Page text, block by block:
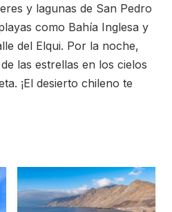
y lagunas de San Pedro
como Bahía Inglesa y
del Elqui. Por la noche,
las estrellas en los cielos
¡El desierto chileno te